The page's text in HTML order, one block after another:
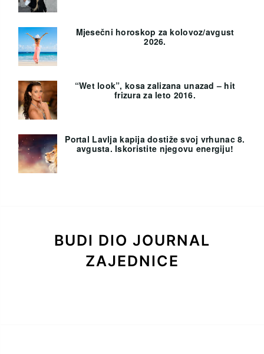
Mjesečni horoskop za kolovoz/avgust
2026.
“Wet look”, kosa zalizana unazad – hit
frizura za leto 2016.
Portal Lavlja kapija dostiže svoj vrhunac 8.
avgusta. Iskoristite njegovu energiju!
BUDI DIO JOURNAL
ZAJEDNICE